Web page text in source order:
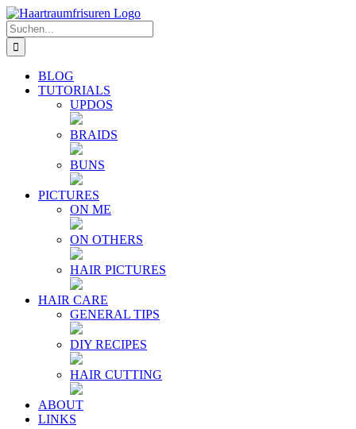
Zum
Inhalt
springen
E-
Mail
YouTube
Instagram
Facebook
Twitter
Suche
nach:
BLOG
TUTORIALS
UPDOS
BRAIDS
BUNS
PICTURES
ON ME
ON OTHERS
HAIR PICTURES
HAIR CARE
GENERAL TIPS
DIY RECIPES
HAIR CUTTING
ABOUT
LINKS